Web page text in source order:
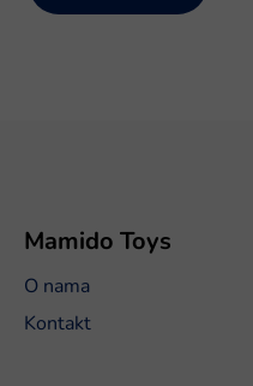
Mamido Toys
O nama
Kontakt